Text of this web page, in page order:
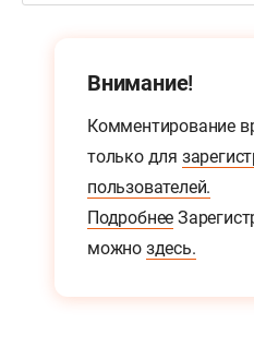
Внимание!
Комментирование
только для
пользователей.
Подробнее
можно здесь.